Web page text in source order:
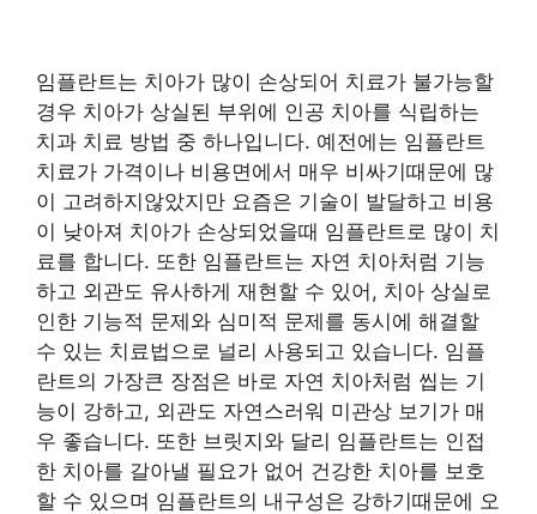
임플란트는 치아가 많이 손상되어 치료가 불가능할
경우 치아가 상실된 부위에 인공 치아를 식립하는
치과 치료 방법 중 하나입니다. 예전에는 임플란트
치료가 가격이나 비용면에서 매우 비싸기때문에 많
이 고려하지않았지만 요즘은 기술이 발달하고 비용
이 낮아져 치아가 손상되었을때 임플란트로 많이 치
료를 합니다. 또한 임플란트는 자연 치아처럼 기능
하고 외관도 유사하게 재현할 수 있어, 치아 상실로
인한 기능적 문제와 심미적 문제를 동시에 해결할
수 있는 치료법으로 널리 사용되고 있습니다. 임플
란트의 가장큰 장점은 바로 자연 치아처럼 씹는 기
능이 강하고, 외관도 자연스러워 미관상 보기가 매
우 좋습니다. 또한 브릿지와 달리 임플란트는 인접
한 치아를 갈아낼 필요가 없어 건강한 치아를 보호
할 수 있으며 임플란트의 내구성은 강하기때문에 오